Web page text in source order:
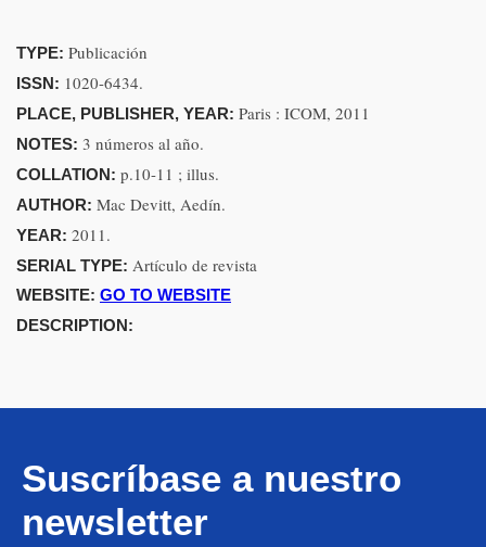
TYPE: Publicación
ISSN: 1020-6434.
PLACE, PUBLISHER, YEAR: Paris : ICOM, 2011
NOTES: 3 números al año.
COLLATION: p.10-11 ; illus.
AUTHOR: Mac Devitt, Aedín.
YEAR: 2011.
SERIAL TYPE: Artículo de revista
WEBSITE: GO TO WEBSITE
DESCRIPTION:
Suscríbase a nuestro
newsletter